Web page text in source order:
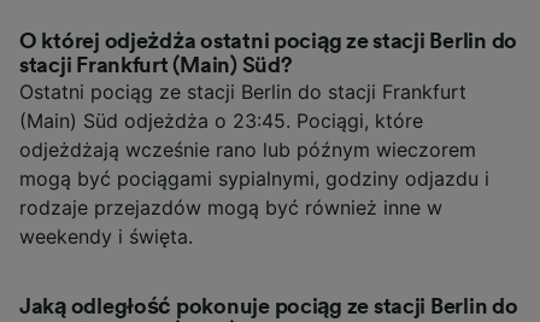
O której odjeżdża ostatni pociąg ze stacji Berlin do
stacji Frankfurt (Main) Süd?
Ostatni pociąg ze stacji Berlin do stacji Frankfurt
(Main) Süd odjeżdża o 23:45. Pociągi, które
odjeżdżają wcześnie rano lub późnym wieczorem
mogą być pociągami sypialnymi, godziny odjazdu i
rodzaje przejazdów mogą być również inne w
weekendy i święta.
Jaką odległość pokonuje pociąg ze stacji Berlin do